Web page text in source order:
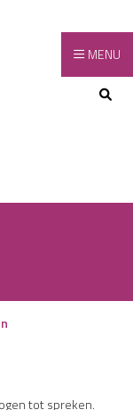
Hoofdmenu
MENU
tot spreken.